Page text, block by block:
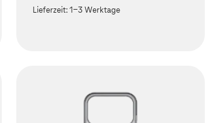
Lieferzeit:1-3 Werktage